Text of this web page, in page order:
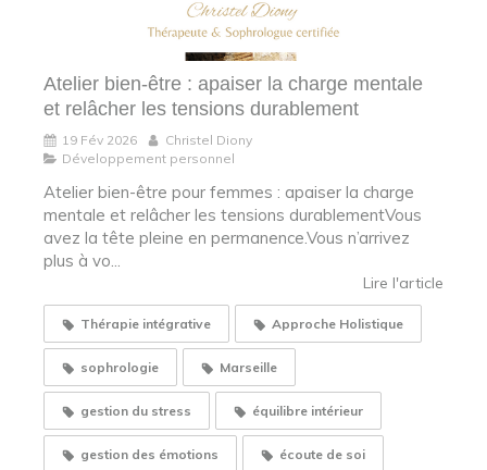
Atelier bien-être : apaiser la charge mentale
et relâcher les tensions durablement
19 Fév 2026
Christel Diony
Développement personnel
Atelier bien-être pour femmes : apaiser la charge
mentale et relâcher les tensions durablementVous
avez la tête pleine en permanence.Vous n’arrivez
plus à vo...
Lire l'article
Thérapie intégrative Approche Holistique
sophrologie Marseille
gestion du stress équilibre intérieur
gestion des émotions écoute de soi